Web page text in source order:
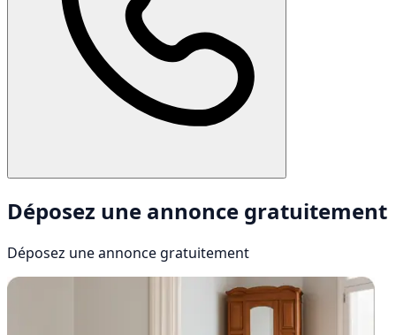
Déposez une annonce gratuitement
Déposez une annonce gratuitement